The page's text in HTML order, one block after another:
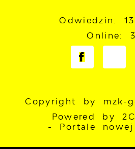
Odwiedzin:
Online:
Copyright by mzk-
Powered by
- Portale nowej